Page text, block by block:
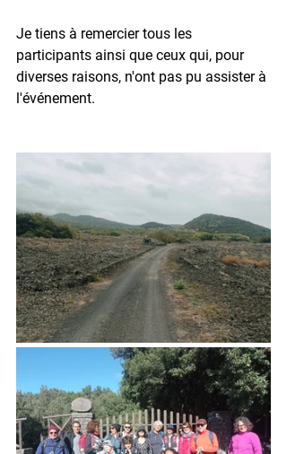
Je tiens à remercier tous les
participants ainsi que ceux qui, pour
diverses raisons, n'ont pas pu assister à
l'événement.